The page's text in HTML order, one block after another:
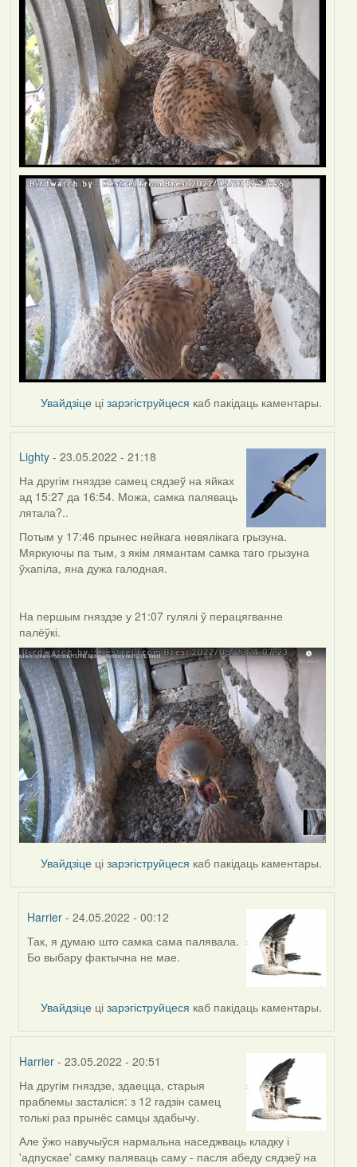
Увайдзіце цізарэгіструйцеся каб пакідаць каментары.
Lighty- 23.05.2022 - 21:18
На другім гняздзе самец сядзеў на яйках
ад 15:27 да 16:54. Можа, самка паляваць
лятала?..
Потым у 17:46 прынес нейкага невялікага грызуна.
Мяркуючы па тым, з якім лямантам самка таго грызуна
ўхапіла, яна дужа галодная.
На першым гняздзе у 21:07 гулялі ў перацягванне
палёўкі.
Увайдзіце цізарэгіструйцеся каб пакідаць каментары.
Harrier - 24.05.2022 - 00:12
In
reply
Lighty
Так, я думаю што самка сама палявала.
Бо выбару фактычна не мае.
Увайдзіце цізарэгіструйцеся каб пакідаць каментары.
Harrier- 23.05.2022 - 20:51
На другім гняздзе, здаецца, старыя
праблемы засталіся: з 12 гадзін самец
толькі раз прынёс самцы здабычу.
Але ўжо навучыўся нармальна наседжваць кладку і
'адпускае' самку паляваць саму - пасля абеду сядзеў на